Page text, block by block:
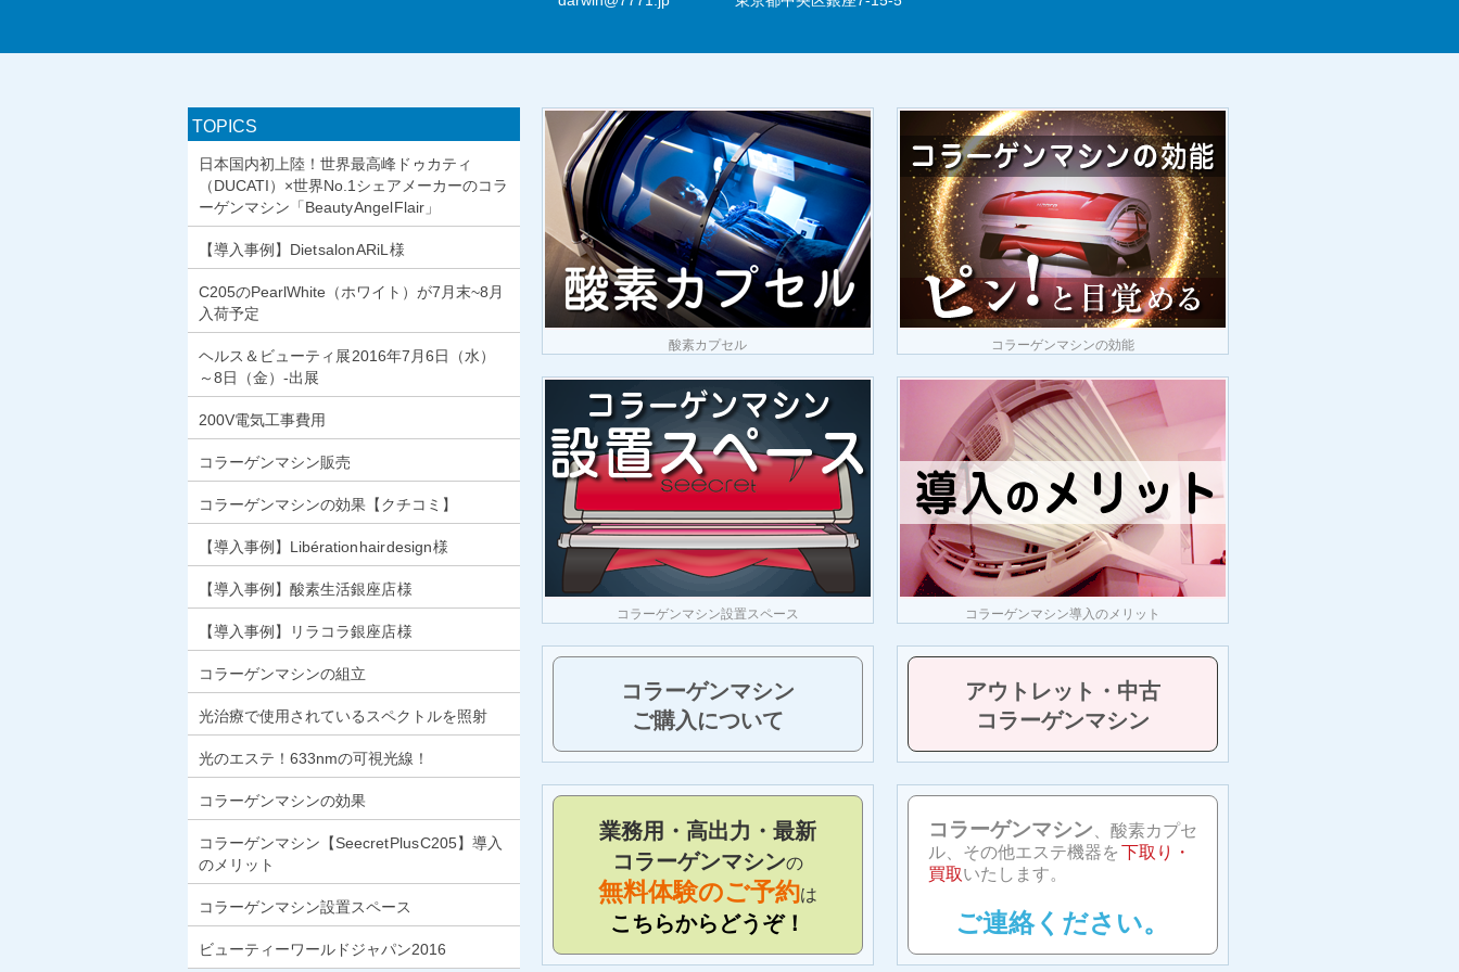
TOPICS
日本国内初上陸！世界最高峰ドゥカティ
（DUCATI）×世界No.1シェアメーカーのコラ
ーゲンマシン「Beauty Angel Flair」
【導入事例】Diet salon ARiL 様
C205のPearlWhite（ホワイト）が7月末~8月
入荷予定
ヘルス＆ビューティ展 2016年7月6日（水）
～8日（金）-出展
200V電気工事費用
コラーゲンマシン販売
コラーゲンマシンの効果【クチコミ】
【導入事例】Libération hair design 様
【導入事例】酸素生活銀座店 様
【導入事例】リラコラ銀座店 様
コラーゲンマシンの組立
光治療で使用されているスペクトルを照射
光のエステ！633nmの可視光線！
コラーゲンマシンの効果
コラーゲンマシン【Seecret Plus C205】導入
のメリット
コラーゲンマシン設置スペース
ビューティーワールドジャパン2016
酸素カプセル
コラーゲンマシン設置スペース
コラーゲンマシン
ご購入について
業務用・高出力・最新
コラーゲンマシンの
無料体験のご予約は
こちらからどうぞ！
コラーゲンマシンの効能
コラーゲンマシン導入のメリット
アウトレット・中古
コラーゲンマシン
コラーゲンマシン 、酸素カプセ
ル、その他エステ機器を 下取り・
買取いたします。
ご連絡ください。